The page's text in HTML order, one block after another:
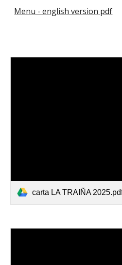
Menu - english version pdf
carta LA TRAIÑA